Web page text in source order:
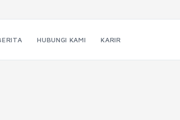
HUBUNGI KAMI KARIR